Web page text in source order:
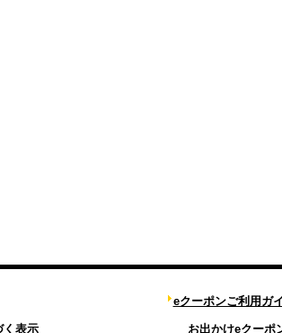
く表示
eクーポンご利用ガ
お出かけeクーポ